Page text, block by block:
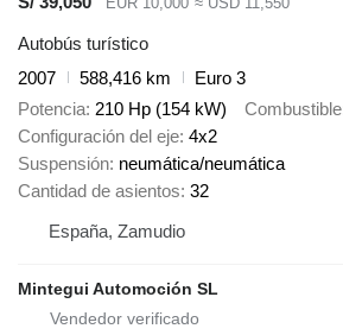
Autobús turístico
2007
588,416 km
Euro 3
Potencia 210 Hp (154 kW) Combustible
Configuración del eje 4x2
Suspensión neumática/neumática
Cantidad de asientos 32
España, Zamudio
Mintegui Automoción SL